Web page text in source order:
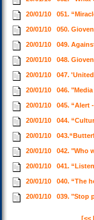
20/01/10 051.
20/01/10 050.
20/01/10 049.
20/01/10 048.
20/01/10 047.
20/01/10 046.
20/01/10 045. “Alert
20/01/10 044.
20/01/10
20/01/10 042. "Who
20/01/10 041.
20/01/10 040. “The
20/01/10 039. "Stop
[<<